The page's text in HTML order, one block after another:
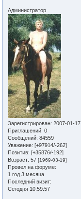
Администратор
Зарегистрирован: 2007-01-17
Приглашений: 0
Сообщений: 84559
Уважение: [+97914/-262]
Позитив: [+35876/-192]
Возраст: 57[1969-03-19]
Провел на форуме:
1 год 3 месяца
Последний визит:
Сегодня 10:59:57